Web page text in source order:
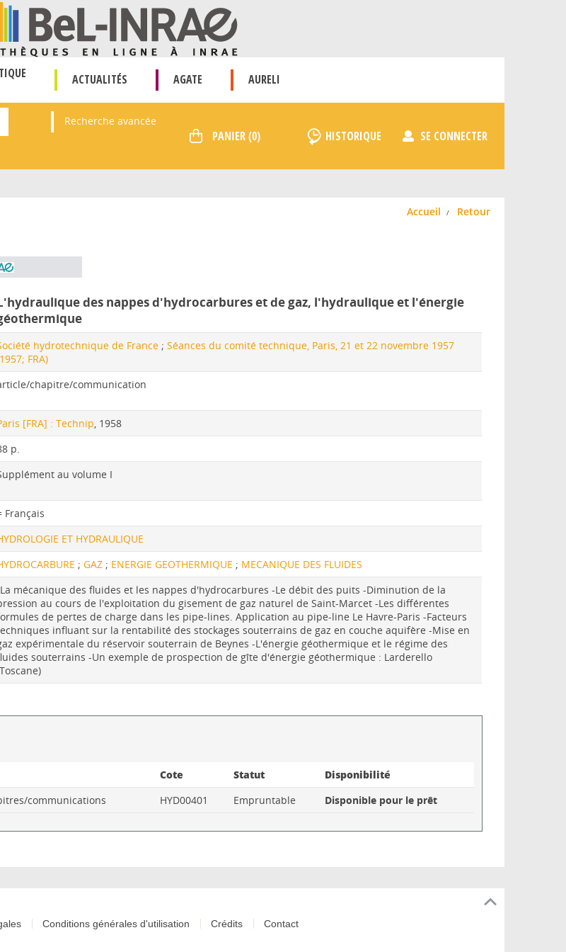
ACTUALITÉS AGATE AURELI
Recherche avancée
HISTORIQUE SE CONNECTER
Accueil Retour
des nappes d'hydrocarbures et de gaz, l'hydraulique et l'énergie
hydrotechnique de France ;Séances du comité technique, Paris, 21 et 22 novembre 1957
FRA)
chapitre/communication
[FRA] : Technip, 1958
p.
au volume I
Français
ET HYDRAULIQUE
;GAZ ; ENERGIE GEOTHERMIQUE ; MECANIQUE DES FLUIDES
mécanique des fluides et les nappes d'hydrocarbures -Le débit des puits -Diminution de la
au cours de l'exploitation du gisement de gaz naturel de Saint-Marcet -Les différentes
de pertes de charge dans les pipe-lines. Application au pipe-line Le Havre-Paris -Facteurs
influant sur la rentabilité des stockages souterrains de gaz en couche aquifère -Mise en
expérimentale du réservoir souterrain de Beynes -L'énergie géothermique et le régime des
souterrains -Un exemple de prospection de gîte d'énergie géothermique : Larderello
Cote Statut
Disponibilité
communications HYD00401 Empruntable Disponible pour le prêt
Conditions générales d'utilisation Crédits Contact